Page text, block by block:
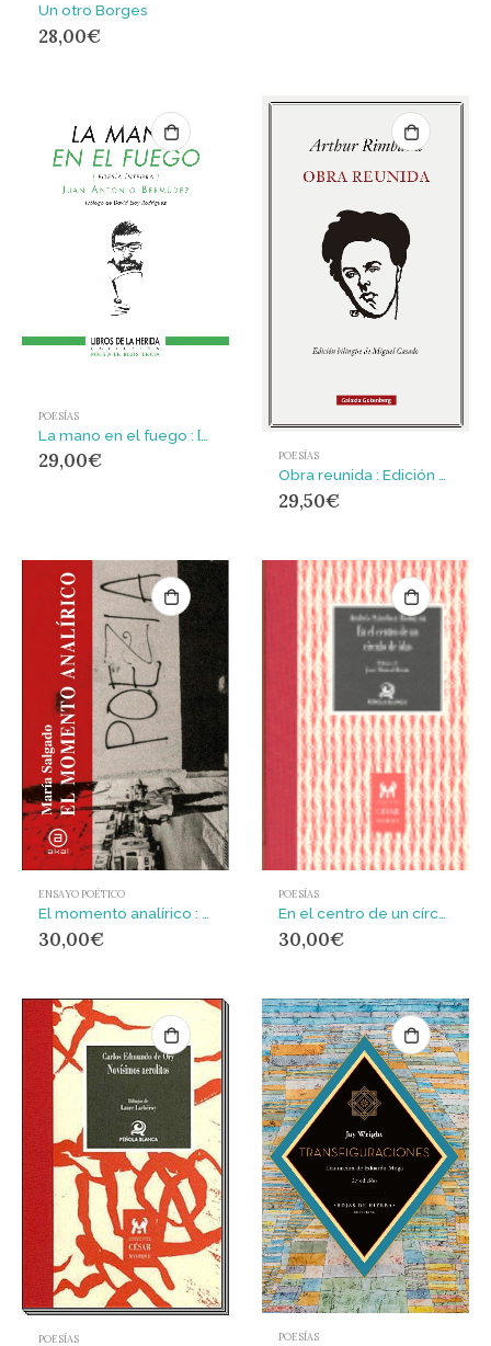
Un otro Borges
28,00€
POESÍAS
29,00€ POESÍAS
29,50€
ENSAYO POÉTICO
El momento analírico : Una historia expandida de la poesía en España de 1964 a 1983
30,00€
POESÍAS
30,00€
POESÍAS POESÍAS